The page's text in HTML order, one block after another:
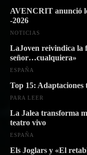
AVENCRIT anunció
-2026
NOTICIAS
LaJoven reivindica la
señor…cualquiera»
ESPAÑA
Top 15: Adaptaciones
PARA LEER
La Jalea transforma
teatro vivo
ESPAÑA
Els Joglars y «El